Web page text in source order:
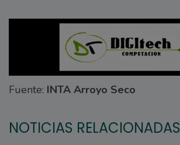
Fuente: INTA Arroyo Seco
NOTICIAS RELACIONADAS